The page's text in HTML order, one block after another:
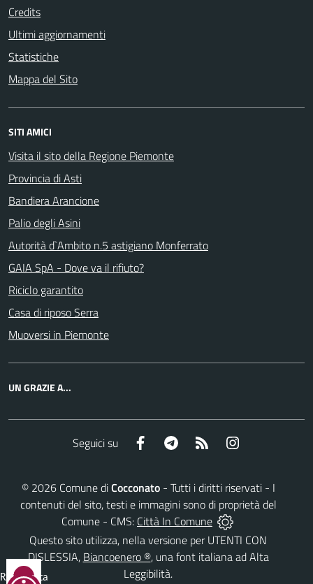
Credits
Ultimi aggiornamenti
Statistiche
Mappa del Sito
SITI AMICI
Visita il sito della Regione Piemonte
Provincia di Asti
Bandiera Arancione
Palio degli Asini
Autorità d`Ambito n.5 astigiano Monferrato
GAIA SpA - Dove va il rifiuto?
Riciclo garantito
Casa di riposo Serra
Muoversi in Piemonte
UN GRAZIE A...
Seguici su Facebook Telegram RSS
© 2026Comune diCocconato- Tutti i diritti riservati - I
contenuti del sito, testi e immagini sono di proprietà del
Comune - CMS: Città In Comune
Questo sito utilizza, nella versione per UTENTI CON
DISLESSIA, Biancoenero ®, una font italiana ad Alta
Leggibilità.
Reimposta